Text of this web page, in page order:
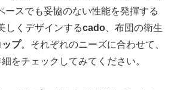
ースでも妥協のない性能を発揮する
しくデザインするcado 、布団の衛生
ップ。それぞれのニーズに合わせて、
をチェックしてみてください。